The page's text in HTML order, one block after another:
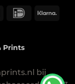
Bancontact
IDeal
Prints
bij